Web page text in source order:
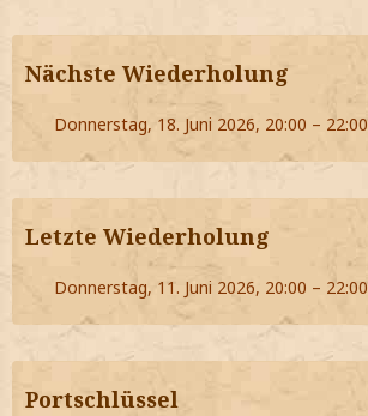
Nächste Wiederholung
Donnerstag, 18. Juni 2026, 20:00 – 22:00
Letzte Wiederholung
Donnerstag, 11. Juni 2026, 20:00 – 22:00
Portschlüssel